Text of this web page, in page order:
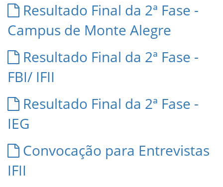
Resultado Final da 2ª Fase -
Campus de Monte Alegre
Resultado Final da 2ª Fase -
FBI/ IFII
Resultado Final da 2ª Fase -
IEG
Convocação para Entrevistas
IFII